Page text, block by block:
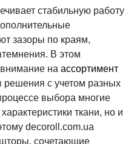
стабильную работу
зазоры по краям,
В этом
внимание на ассортимент
решения с учетом разных
выбора многие
ткани, но и
decoroll.com.ua
шторы, сочетающие